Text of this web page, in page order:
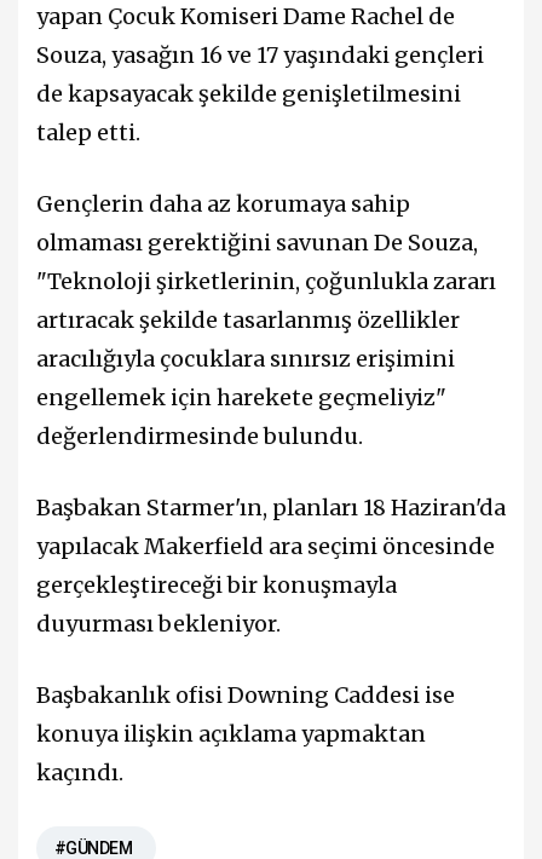
yapan Çocuk Komiseri Dame Rachel de
Souza, yasağın 16 ve 17 yaşındaki gençleri
de kapsayacak şekilde genişletilmesini
talep etti.
Gençlerin daha az korumaya sahip
olmaması gerektiğini savunan De Souza,
"Teknoloji şirketlerinin, çoğunlukla zararı
artıracak şekilde tasarlanmış özellikler
aracılığıyla çocuklara sınırsız erişimini
engellemek için harekete geçmeliyiz"
değerlendirmesinde bulundu.
Başbakan Starmer'ın, planları 18 Haziran'da
yapılacak Makerfield ara seçimi öncesinde
gerçekleştireceği bir konuşmayla
duyurması bekleniyor.
Başbakanlık ofisi Downing Caddesi ise
konuya ilişkin açıklama yapmaktan
kaçındı.
#GÜNDEM